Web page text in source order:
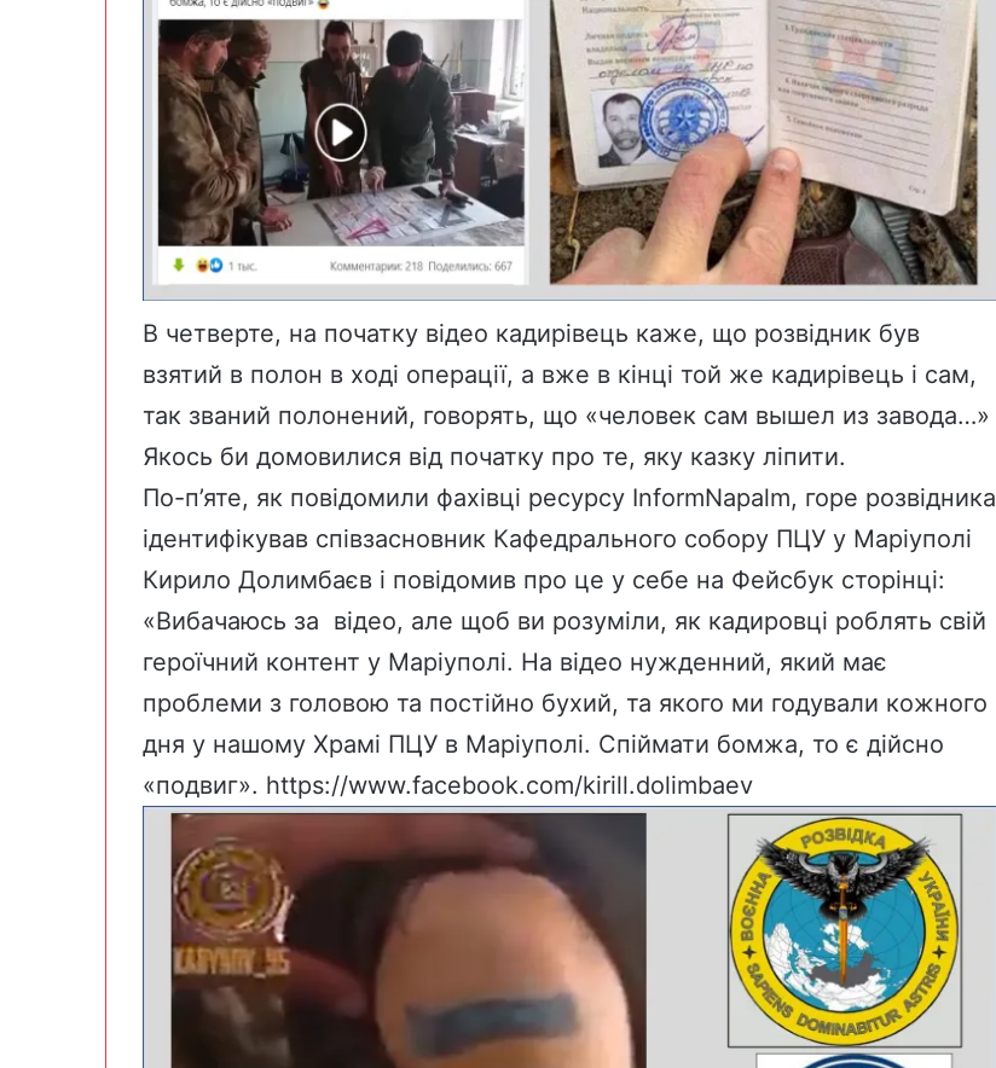
В четверте, на початку відео кадирівець каже, що розвідник був
взятий в полон в ході операції, а вже в кінці той же кадирівець і сам,
так званий полонений, говорять, що «человек сам вышел из завода…»
Якось би домовилися від початку про те, яку казку ліпити.
По-п’яте, як повідомили фахівці ресурсу ІnformNapalm, горе розвідника
ідентифікував співзасновник Кафедрального собору ПЦУ у Маріуполі
Кирило Долимбаєв і повідомив про це у себе на Фейсбук сторінці:
«Вибачаюсь за відео, але щоб ви розуміли, як кадировці роблять свій
героїчний контент у Маріуполі. На відео нужденний, який має
проблеми з головою та постійно бухий, та якого ми годували кожного
дня у нашому Храмі ПЦУ в Маріуполі. Спіймати бомжа, то є дійсно
«подвиг». https://www.facebook.com/kirill.dolimbaev